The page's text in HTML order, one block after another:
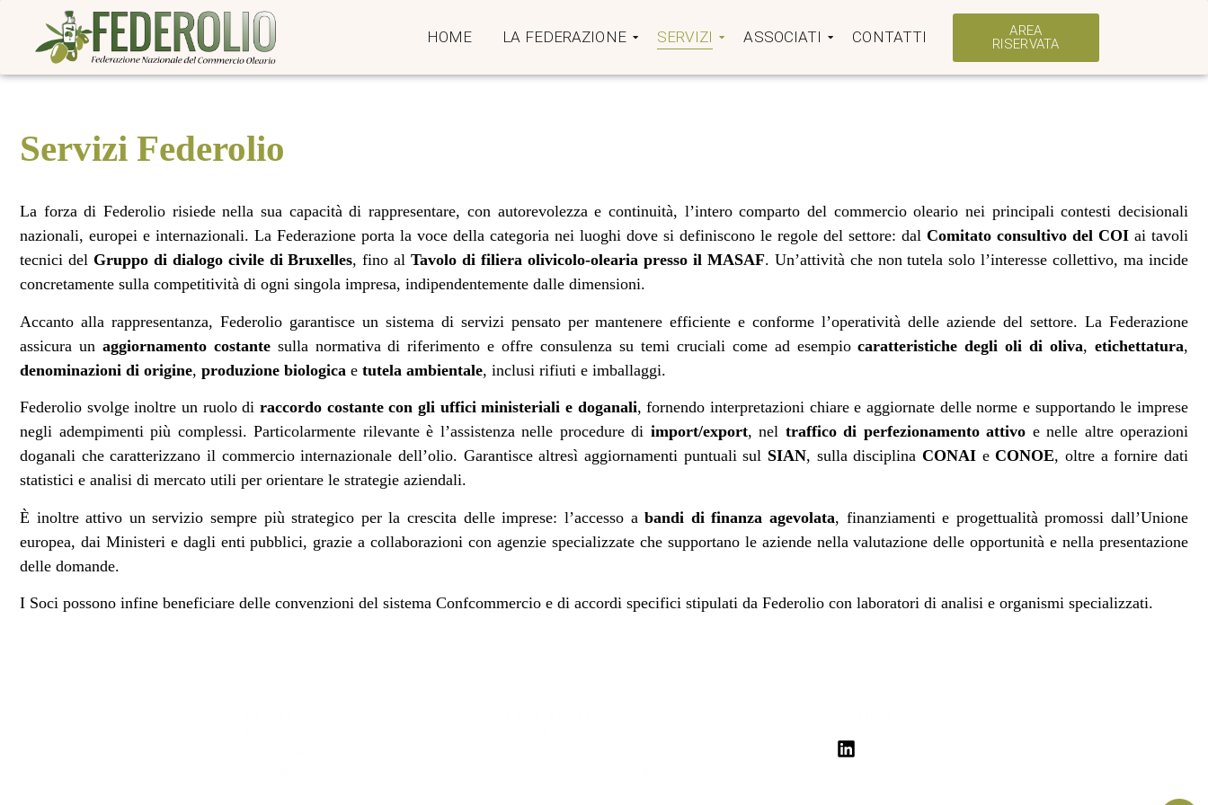
HOME LA FEDERAZIONE SERVIZI ASSOCIATI CONTATTI
AREA
RISERVATA
Servizi Federolio
La forza di Federolio risiede nella sua capacità di rappresentare, con autorevolezza e continuità, l’intero comparto del commercio oleario nei principali contesti decisionali
nazionali, europei e internazionali. La Federazione porta la voce della categoria nei luoghi dove si definiscono le regole del settore: dal Comitato consultivo del COI ai tavoli
tecnici del Gruppo di dialogo civile di Bruxelles, fino alTavolo di filiera olivicolo‑olearia presso il MASAF. Un’attività che non tutela solo l’interesse collettivo, ma incide
concretamente sulla competitività di ogni singola impresa, indipendentemente dalle dimensioni.
Accanto alla rappresentanza, Federolio garantisce un sistema di servizi pensato per mantenere efficiente e conforme l’operatività delle aziende del settore. La Federazione
assicura un aggiornamento costantesulla normativa di riferimento e offre consulenza su temi cruciali come ad esempiocaratteristiche degli oli di oliva,etichettatura,
denominazioni di origine, produzione biologica e tutela ambientale, inclusi rifiuti e imballaggi.
Federolio svolge inoltre un ruolo di raccordo costante con gli uffici ministeriali e doganali, fornendo interpretazioni chiare e aggiornate delle norme e supportando le imprese
negli adempimenti più complessi. Particolarmente rilevante è l’assistenza nelle procedure di import/export, nel traffico di perfezionamento attivo e nelle altre operazioni
doganali che caratterizzano il commercio internazionale dell’olio. Garantisce altresì aggiornamenti puntuali sul SIAN, sulla disciplina CONAI eCONOE, oltre a fornire dati
statistici e analisi di mercato utili per orientare le strategie aziendali.
È inoltre attivo un servizio sempre più strategico per la crescita delle imprese: l’accesso abandi di finanza agevolata, finanziamenti e progettualità promossi dall’Unione
europea, dai Ministeri e dagli enti pubblici, grazie a collaborazioni con agenzie specializzate che supportano le aziende nella valutazione delle opportunità e nella presentazione
delle domande.
I Soci possono infine beneficiare delle convenzioni del sistema Confcommercio e di accordi specifici stipulati da Federolio con laboratori di analisi e organismi specializzati.